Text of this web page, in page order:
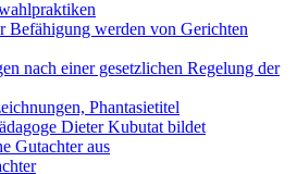
Befähigung werden von Gerichten
nach einer gesetzlichen Regelung der
Phantasietitel
Dieter Kubutat bildet
Gutachter aus